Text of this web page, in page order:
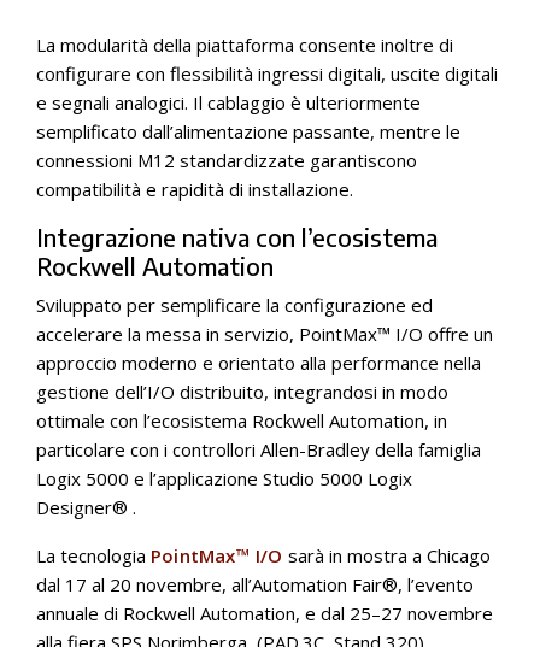
La modularità della piattaforma consente inoltre di
configurare con flessibilità ingressi digitali, uscite digitali
e segnali analogici. Il cablaggio è ulteriormente
semplificato dall’alimentazione passante, mentre le
connessioni M12 standardizzate garantiscono
compatibilità e rapidità di installazione.
Integrazione nativa con l’ecosistema
Rockwell Automation
Sviluppato per semplificare la configurazione ed
accelerare la messa in servizio, PointMax™ I/O offre un
approccio moderno e orientato alla performance nella
gestione dell’I/O distribuito, integrandosi in modo
ottimale con l’ecosistema Rockwell Automation, in
particolare con i controllori Allen-Bradley della famiglia
Logix 5000 e l’applicazione Studio 5000 Logix
Designer® .
La tecnologia PointMax™ I/O sarà in mostra a Chicago
dal 17 al 20 novembre, all’Automation Fair®, l’evento
annuale di Rockwell Automation, e dal 25–27 novembre